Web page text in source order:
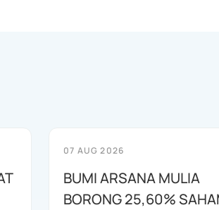
07 AUG 2026
BUMI ARSANA MULIA
BORONG 25,60%